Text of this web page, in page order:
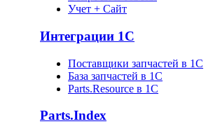
Учет + Сайт
Интеграции 1С
Поставщики запчастей в 1C
База запчастей в 1С
Parts.Resource в 1C
Parts.Index